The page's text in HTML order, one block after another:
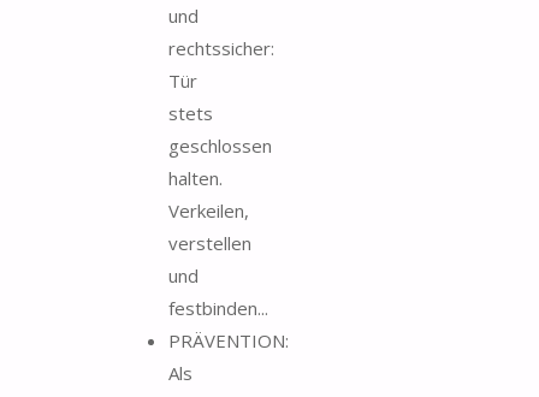
und
rechtssicher:
Tür
stets
geschlossen
halten.
Verkeilen,
verstellen
und
festbinden...
PRÄVENTION:
Als